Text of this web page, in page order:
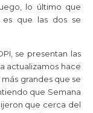
lo último que
que las dos se
se presentan las
actualizamos hace
más grandes que se
que Semana
que cerca del